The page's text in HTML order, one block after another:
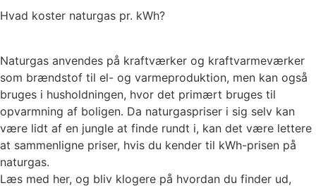
Hvad koster naturgas pr. kWh?
Naturgas anvendes på kraftværker og kraftvarmeværker
som brændstof til el- og varmeproduktion, men kan også
bruges i husholdningen, hvor det primært bruges til
opvarmning af boligen. Da naturgaspriser i sig selv kan
være lidt af en jungle at finde rundt i, kan det være lettere
at sammenligne priser, hvis du kender til kWh-prisen på
naturgas.
Læs med her, og bliv klogere på hvordan du finder ud,